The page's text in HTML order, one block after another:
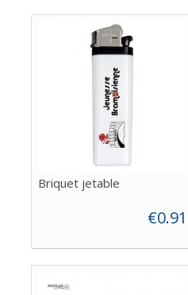
Briquet jetable
€0.91